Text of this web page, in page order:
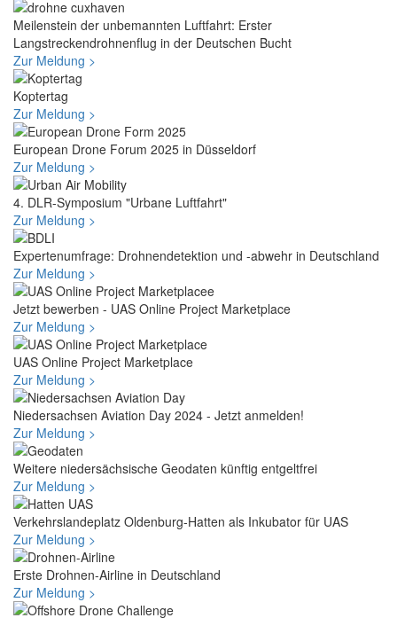
Meilenstein der unbemannten Luftfahrt: Erster
Langstreckendrohnenflug in der Deutschen Bucht
Zur Meldung >
Koptertag
Zur Meldung >
European Drone Forum 2025 in Düsseldorf
Zur Meldung >
4. DLR-Symposium "Urbane Luftfahrt"
Zur Meldung >
Expertenumfrage: Drohnendetektion und -abwehr in Deutschland
Zur Meldung >
Jetzt bewerben - UAS Online Project Marketplace
Zur Meldung >
UAS Online Project Marketplace
Zur Meldung >
Niedersachsen Aviation Day 2024 - Jetzt anmelden!
Zur Meldung >
Weitere niedersächsische Geodaten künftig entgeltfrei
Zur Meldung >
Verkehrslandeplatz Oldenburg-Hatten als Inkubator für UAS
Zur Meldung >
Erste Drohnen-Airline in Deutschland
Zur Meldung >